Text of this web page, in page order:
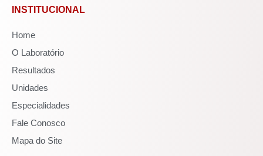
INSTITUCIONAL
Home
O Laboratório
Resultados
Unidades
Especialidades
Fale Conosco
Mapa do Site